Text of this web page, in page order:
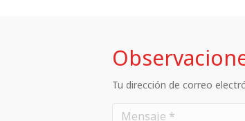
Tu dirección de correo